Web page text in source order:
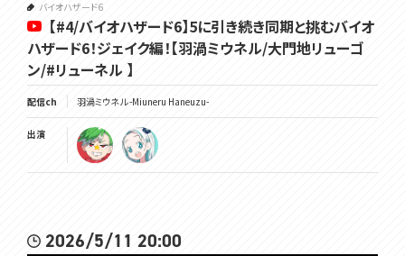
バイオハザード6
【#4/バイオハザード6】5に引き続き同期と挑むバイオ
ハザード6！ジェイク編！【羽渦ミウネル/大門地リューゴ
ン/#リューネル 】
配信ch 羽渦ミウネル -Miuneru Haneuzu-
出演
2026/5/11 20:00